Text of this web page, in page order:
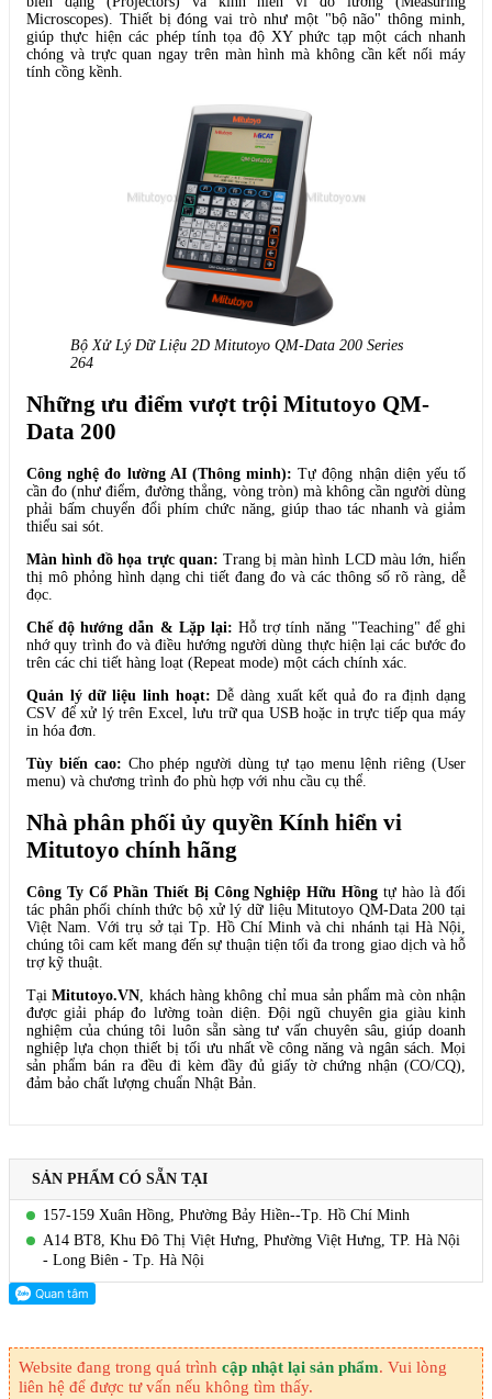
Microscopes). Thiết bị đóng vai trò như một "bộ não" thông minh,
giúp thực hiện các phép tính tọa độ XY phức tạp một cách nhanh
chóng và trực quan ngay trên màn hình mà không cần kết nối máy
tính cồng kềnh.
Bộ Xử Lý Dữ Liệu 2D Mitutoyo QM-Data 200 Series
264
Những ưu điểm vượt trội Mitutoyo QM-
Data 200
Công nghệ đo lường AI (Thông minh): Tự động nhận diện yếu tố
cần đo (như điểm, đường thẳng, vòng tròn) mà không cần người dùng
phải bấm chuyển đổi phím chức năng, giúp thao tác nhanh và giảm
thiểu sai sót.
Màn hình đồ họa trực quan: Trang bị màn hình LCD màu lớn, hiển
thị mô phỏng hình dạng chi tiết đang đo và các thông số rõ ràng, dễ
đọc.
Chế độ hướng dẫn & Lặp lại: Hỗ trợ tính năng "Teaching" để ghi
nhớ quy trình đo và điều hướng người dùng thực hiện lại các bước đo
trên các chi tiết hàng loạt (Repeat mode) một cách chính xác.
Quản lý dữ liệu linh hoạt: Dễ dàng xuất kết quả đo ra định dạng
CSV để xử lý trên Excel, lưu trữ qua USB hoặc in trực tiếp qua máy
in hóa đơn.
Tùy biến cao: Cho phép người dùng tự tạo menu lệnh riêng (User
menu) và chương trình đo phù hợp với nhu cầu cụ thể.
Nhà phân phối ủy quyền Kính hiển vi
Mitutoyo chính hãng
Công Ty Cổ Phần Thiết Bị Công Nghiệp Hữu Hồng tự hào là đối
tác phân phối chính thức bộ xử lý dữ liệu Mitutoyo QM-Data 200 tại
Việt Nam. Với trụ sở tại Tp. Hồ Chí Minh và chi nhánh tại Hà Nội,
chúng tôi cam kết mang đến sự thuận tiện tối đa trong giao dịch và hỗ
trợ kỹ thuật.
TạiMitutoyo.VN , khách hàng không chỉ mua sản phẩm mà còn nhận
được giải pháp đo lường toàn diện. Đội ngũ chuyên gia giàu kinh
nghiệm của chúng tôi luôn sẵn sàng tư vấn chuyên sâu, giúp doanh
nghiệp lựa chọn thiết bị tối ưu nhất về công năng và ngân sách. Mọi
sản phẩm bán ra đều đi kèm đầy đủ giấy tờ chứng nhận (CO/CQ),
đảm bảo chất lượng chuẩn Nhật Bản.
SẢN PHẨM CÓ SẴN TẠI
157-159 Xuân Hồng, Phường Bảy Hiền--Tp. Hồ Chí Minh
A14 BT8, Khu Đô Thị Việt Hưng, Phường Việt Hưng, TP. Hà Nội
- Long Biên - Tp. Hà Nội
Website đang trong quá trình cập nhật lại sản phẩm. Vui lòng
liên hệ để được tư vấn nếu không tìm thấy.